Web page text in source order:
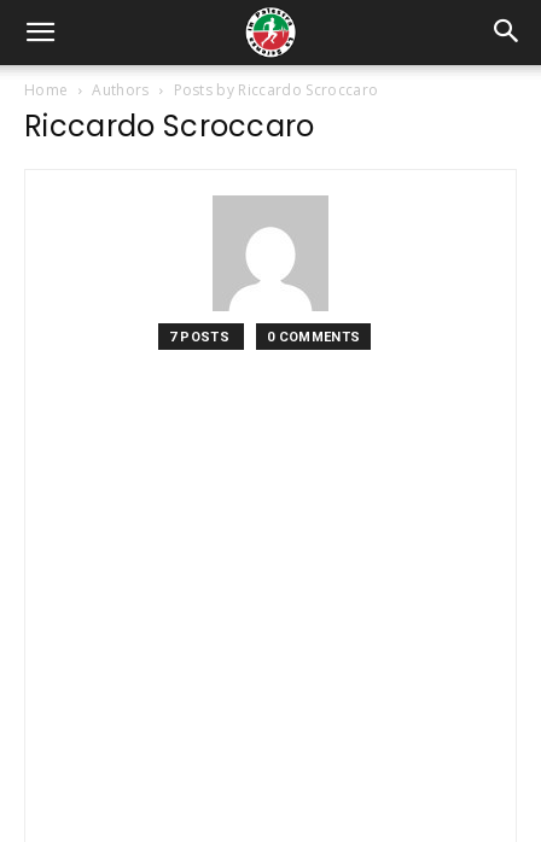
Home Authors Posts by Riccardo Scroccaro
Riccardo Scroccaro
7 POSTS 0 COMMENTS